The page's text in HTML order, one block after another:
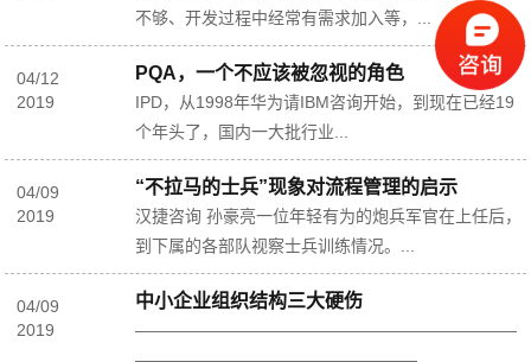
不够、开发过程中经常有需求加入等，...
04/12
2019
PQA，一个不应该被忽视的角色
IPD，从1998年华为请IBM咨询开始，到现在已经19
个年头了，国内一大批行业...
04/09
2019
“不拉马的士兵”现象对流程管理的启示
汉捷咨询 孙豪亮一位年轻有为的炮兵军官在上任后，
到下属的各部队视察士兵训练情况。...
04/09
2019
中小企业组织结构三大硬伤
———————————————————————